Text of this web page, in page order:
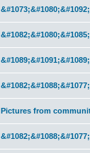
Pictures from